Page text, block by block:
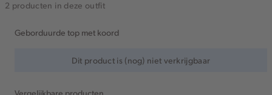
2 producten in deze outfit
Geborduurde top met koord
Dit product is (nog) niet verkrijgbaar
Vergelijkbare producten